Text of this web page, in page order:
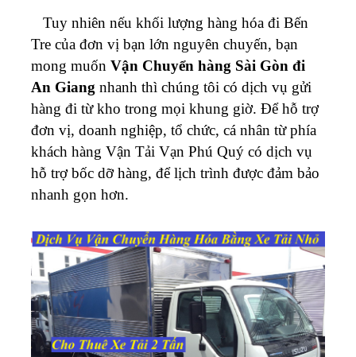
Tuy nhiên nếu khối lượng hàng hóa đi Bến
Tre của đơn vị bạn lớn nguyên chuyến, bạn
mong muốn Vận Chuyển hàng Sài Gòn đi
An Giang nhanh thì chúng tôi có dịch vụ gửi
hàng đi từ kho trong mọi khung giờ. Để hỗ trợ
đơn vị, doanh nghiệp, tổ chức, cá nhân từ phía
khách hàng Vận Tải Vạn Phú Quý có dịch vụ
hỗ trợ bốc dỡ hàng, để lịch trình được đảm bảo
nhanh gọn hơn.